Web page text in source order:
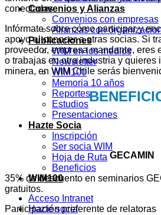
Convenios y Alianzas
Convenios con empresas
Alianzas con
Publicaciones
WIM en los medios
Newsletter
WIM100
Memoria 10 años
Reportes
Estudios
Presentaciones
Hazte Socia
Inscripción
Ser socia WIM
Hoja de Ruta
Beneficios
WIM100
Acceso Intranet
Hazte socia
conectadas.
Infórmate sobre cómo participar y
apoyo al conocer a otras socias. Si
proveedor, empresa mandante, eres
o trabajas en otra industria y quieres
minera, en WIM Chile serás
GECAMIN
35% de descuento en seminarios
gratuitos.
Participación preferente de relatoras